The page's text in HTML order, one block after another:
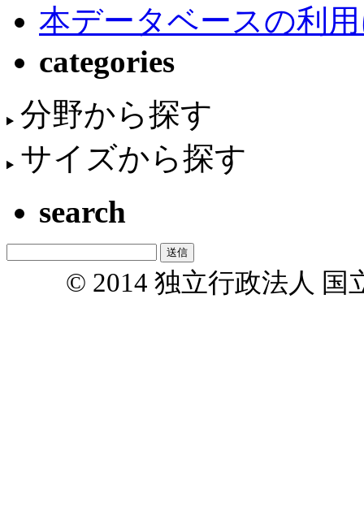
本データベースの利
categories
分野から探す
サイズから探す
search
© 2014 独立行政法人 国